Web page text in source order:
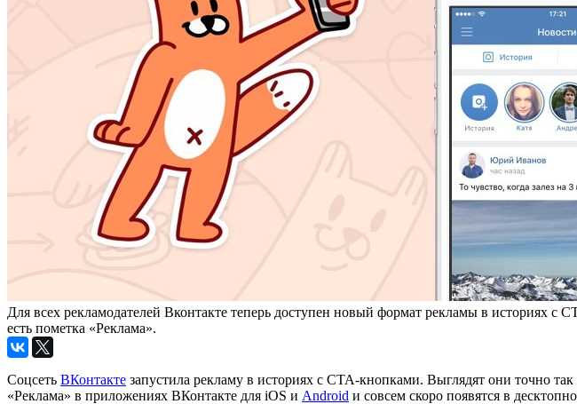
Для всех рекламодателей Вконтакте теперь доступен новый формат рекламы в историях
есть пометка «Реклама».
Соцсеть ВКонтакте запустила рекламу в историях с CTA-кнопками. Выглядят они точно
«Реклама» в приложениях ВКонтакте для iOS и Android и совсем скоро появятся в